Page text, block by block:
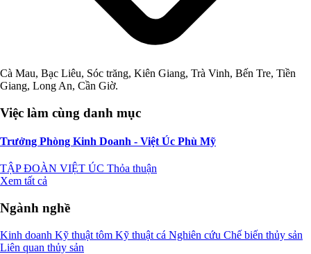
Cà Mau, Bạc Liêu, Sóc trăng, Kiên Giang, Trà Vinh, Bến Tre, Tiền
Giang, Long An, Cần Giờ.
Việc làm cùng danh mục
Trưởng Phòng Kinh Doanh - Việt Úc Phù Mỹ
TẬP ĐOÀN VIỆT ÚC Thỏa thuận
Xem tất cả
Ngành nghề
Kinh doanh Kỹ thuật tôm Kỹ thuật cá Nghiên cứu Chế biến thủy sản
Liên quan thủy sản